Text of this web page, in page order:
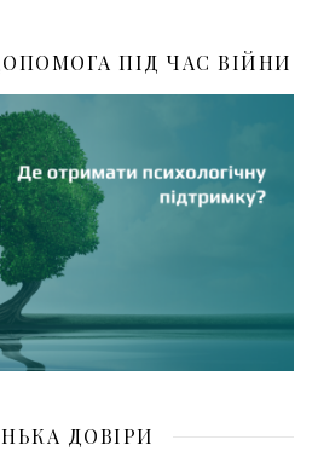
ПІД ЧАС ВІЙНИ
ДОВІРИ